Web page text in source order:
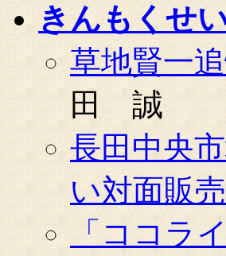
きんもくせ
草地賢一
田 誠
長田中央
い対面販
「ココラ